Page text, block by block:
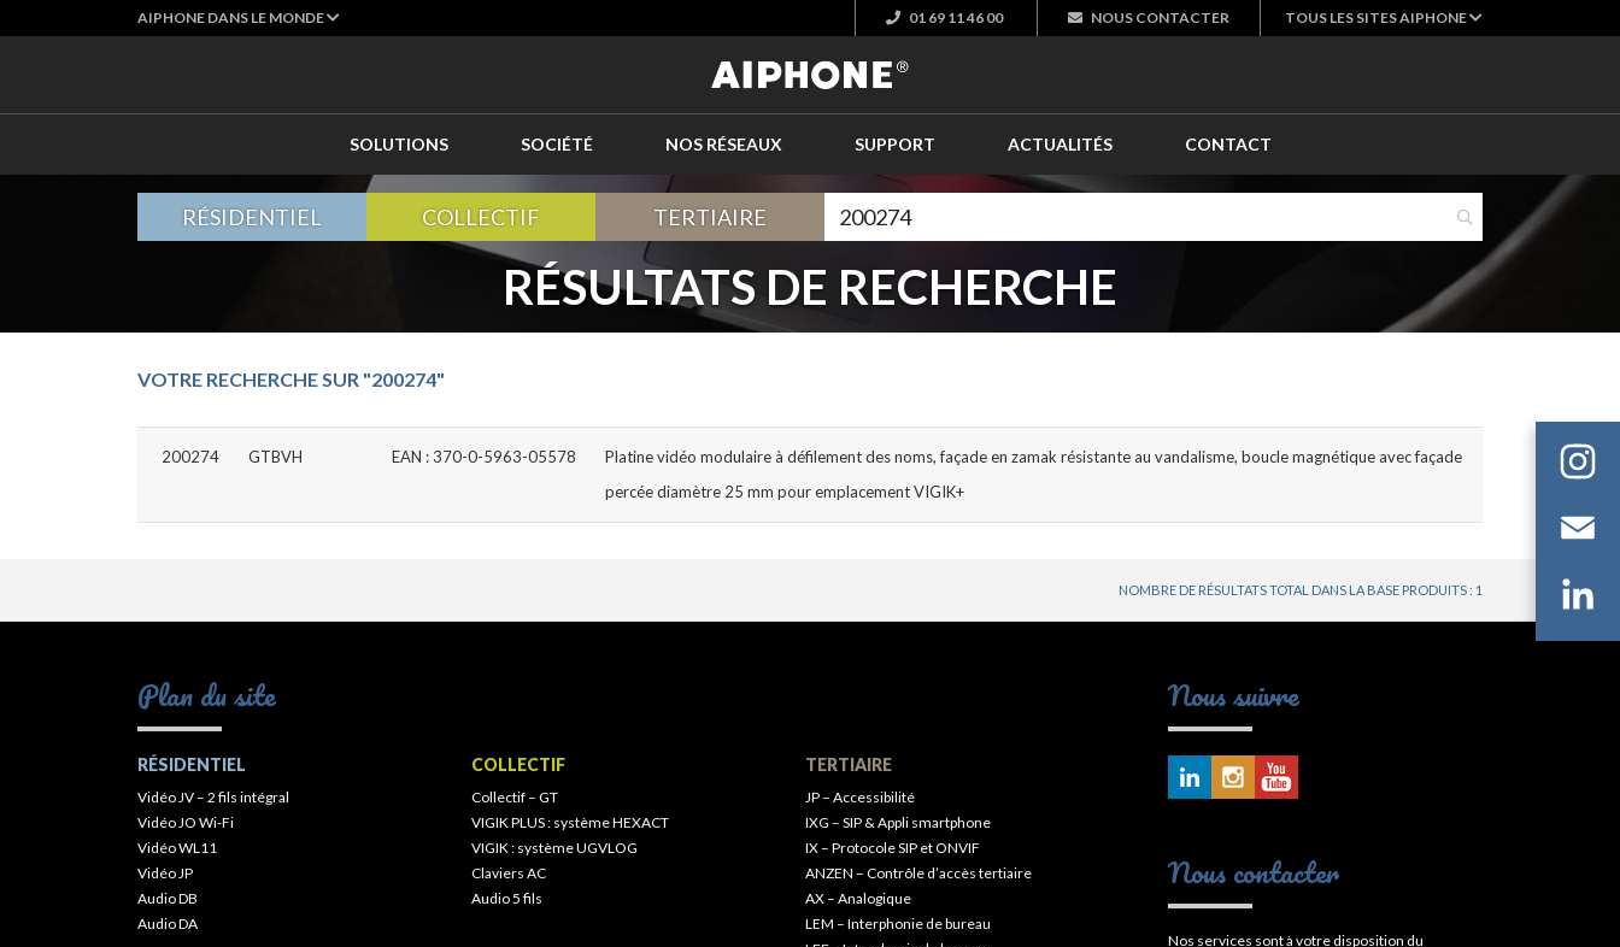
AIPHONE DANS LE MONDE 01 69 11 46 00 NOUS CONTACTER TOUS LES SITES AIPHONE
SOLUTIONS SOCIÉTÉ NOS RÉSEAUX SUPPORT ACTUALITÉS CONTACT
RÉSIDENTIEL COLLECTIF TERTIAIRE
RÉSULTATS DE RECHERCHE
VOTRE RECHERCHE SUR "200274"
200274 GTBVH EAN : 370-0-5963-05578
Platine vidéo modulaire à défilement des noms, façade en zamak résistante au vandalisme, boucle magnétique avec façade
percée diamètre 25 mm pour emplacement VIGIK+
NOMBRE DE RÉSULTATS TOTAL DANS LA BASE PRODUITS : 1
Plan du site
RÉSIDENTIEL
Vidéo JV – 2 fils intégral
Vidéo JO Wi-Fi
Vidéo WL11
Vidéo JP
Audio DB
Audio DA
COLLECTIF
Collectif – GT
VIGIK PLUS : système HEXACT
VIGIK : système UGVLOG
Claviers AC
Audio 5 fils
TERTIAIRE
JP – Accessibilité
IXG – SIP & Appli smartphone
IX – Protocole SIP et ONVIF
ANZEN – Contrôle d’accès tertiaire
AX – Analogique
LEM – Interphonie de bureau
Nous suivre
Nous contacter
Nos services sont à votre disposition du